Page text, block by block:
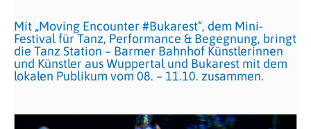
Mit „Moving Encounter #Bukarest“, dem Mini-
Festival für Tanz, Performance & Begegnung, bringt
die Tanz Station – Barmer Bahnhof Künstlerinnen
und Künstler aus Wuppertal und Bukarest mit dem
lokalen Publikum vom 08. – 11.10. zusammen.